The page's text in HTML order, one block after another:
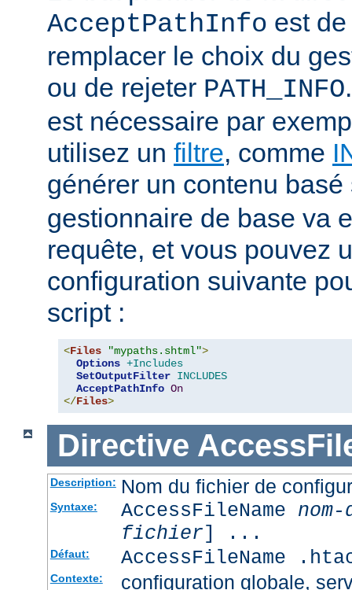
AcceptPathInfo est
remplacer le choix du
ou de rejeter PATH_INFO
est nécessaire par
utilisez un filtre, comme
générer un contenu
gestionnaire de base va
requête, et vous pouvez
configuration suivante
script :
<Files "mypaths.shtml">
Options +Includes
SetOutputFilter INCLUDES
AcceptPathInfo On
</Files>
Directive
Description: Nom du fichier de
Syntaxe: AccessFileName
fichier] ...
Défaut: AccessFileName
Contexte: configuration globale,